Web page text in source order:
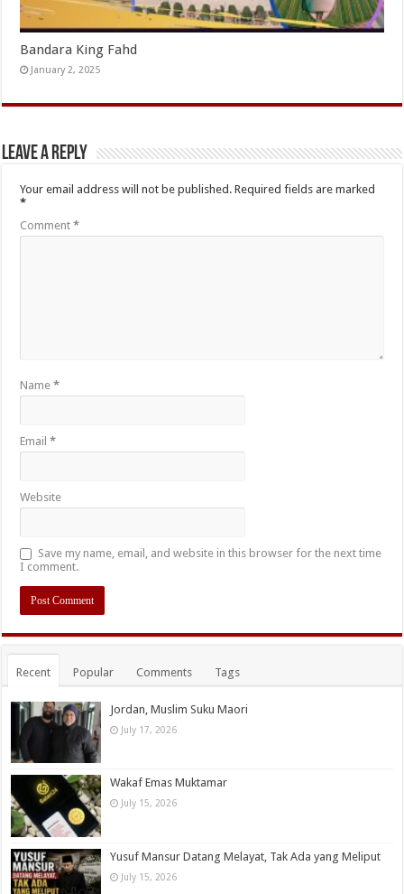
Bandara King Fahd
January 2, 2025
Leave a Reply
Your email address will not be published. Required fields are marked
*
Comment*
Name*
Email*
Website
Save my name, email, and website in this browser for the next time
I comment.
Recent Popular Comments Tags
Jordan, Muslim Suku Maori
July 17, 2026
Wakaf Emas Muktamar
July 15, 2026
Yusuf Mansur Datang Melayat, Tak Ada yang Meliput
July 15, 2026